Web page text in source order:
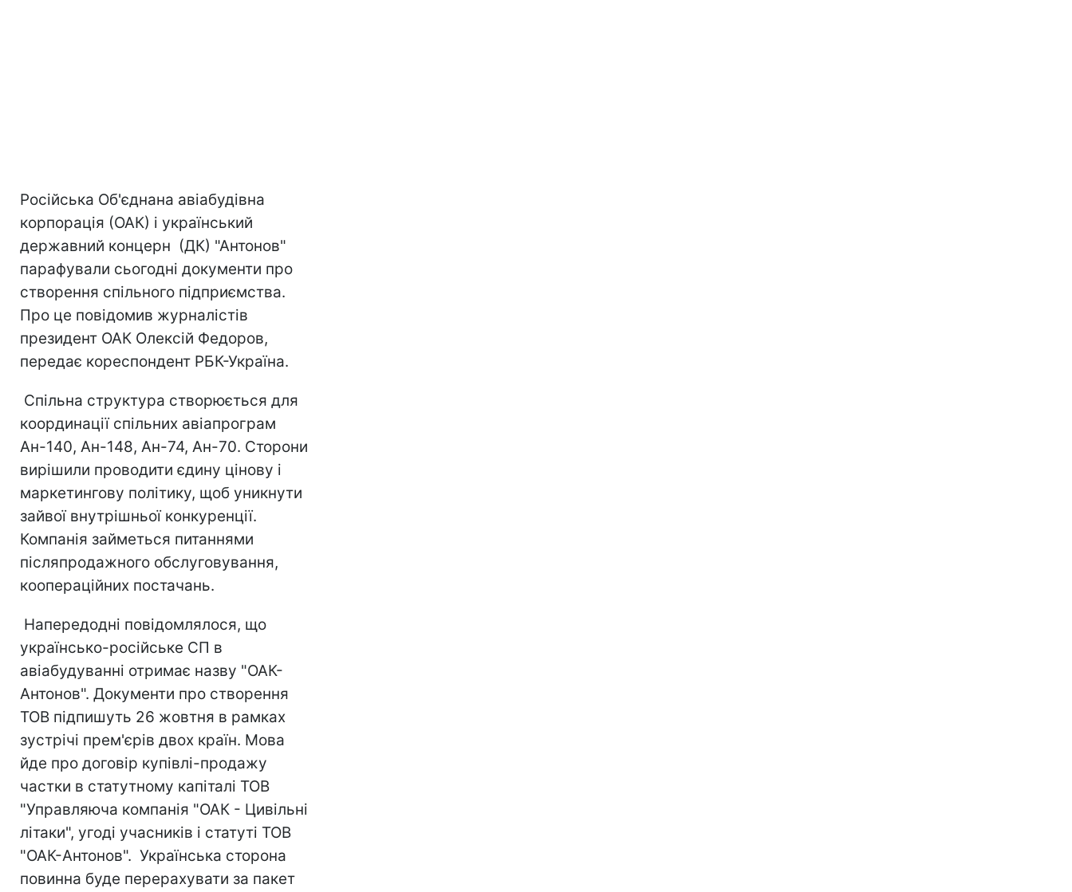
Російська Об'єднана авіабудівна
корпорація (ОАК) і український
державний концерн (ДК) "Антонов"
парафували сьогодні документи про
створення спільного підприємства.
Про це повідомив журналістів
президент ОАК Олексій Федоров,
передає кореспондент РБК-Україна.
Спільна структура створюється для
координації спільних авіапрограм
Ан-140, Ан-148, Ан-74, Ан-70. Сторони
вирішили проводити єдину цінову і
маркетингову політику, щоб уникнути
зайвої внутрішньої конкуренції.
Компанія займеться питаннями
післяпродажного обслуговування,
коопераційних постачань.
Напередодні повідомлялося, що
українсько-російське СП в
авіабудуванні отримає назву "ОАК-
Антонов". Документи про створення
ТОВ підпишуть 26 жовтня в рамках
зустрічі прем'єрів двох країн. Мова
йде про договір купівлі-продажу
частки в статутному капіталі ТОВ
"Управляюча компанія "ОАК - Цивільні
літаки", угоді учасників і статуті ТОВ
"ОАК-Антонов". Українська сторона
повинна буде перерахувати за пакет